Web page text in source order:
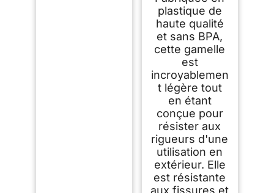
plastique de
haute qualité
et sans BPA,
cette gamelle
est
incroyablemen
t légère tout
en étant
conçue pour
résister aux
rigueurs d'une
utilisation en
extérieur. Elle
est résistante
aux fissures et